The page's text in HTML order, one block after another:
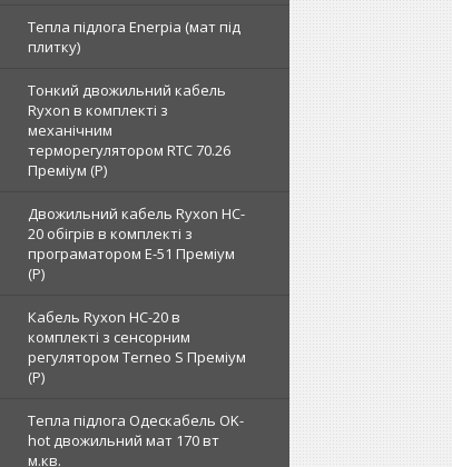
Тепла підлога Enerpia (мат під
плитку)
Тонкий двожильний кабель
Ryxon в комплекті з
механічним
терморегулятором RTC 70.26
Преміум (Р)
Двожильний кабель Ryxon HC-
20 обігрів в комплекті з
програматором E-51 Преміум
(Р)
Кабель Ryxon HC-20 в
комплекті з сенсорним
регулятором Terneo S Преміум
(Р)
Тепла підлога Одескабель OK-
hot двожильний мат 170 вт
м.кв.